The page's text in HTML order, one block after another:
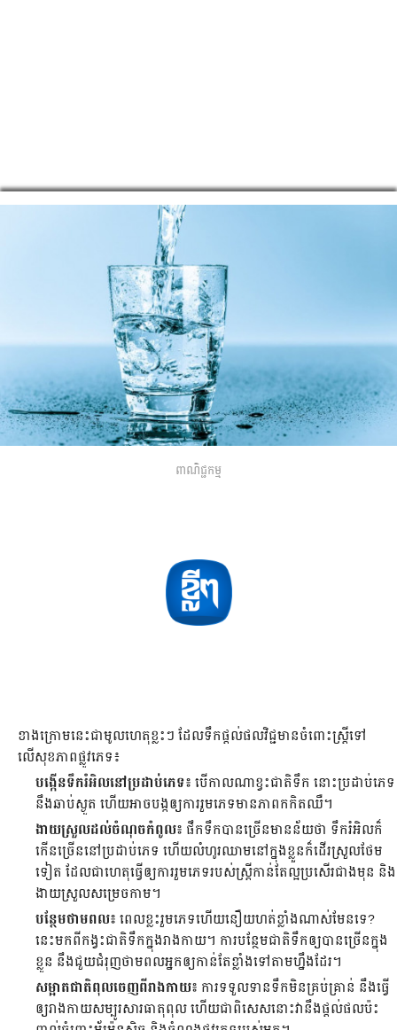
ពាណិជ្ជកម្ម
ខាង​ក្រោម​នេះ​ជា​មូលហេតុ​ខ្លះៗ ដែល​ទឹក​ផ្ដល់​ផល​វិជ្ជមាន​​​ចំពោះ​ស្ត្រី​​​ទៅ​
លើ​សុខភាព​ផ្លូវ​ភេទ៖
បង្កើន​​ទឹក​រំអិល​នៅ​ប្រដាប់​ភេទ៖ បើ​កាល​ណា​ខ្វះ​ជាតិ​ទឹក នោះ​ប្រដាប់​ភេទ​
នឹង​ឆាប់​ស្ងួត ហើយ​​អាច​បង្ក​ឲ្យ​ការ​រួម​ភេទ​មាន​ភាព​កកិត​ឈឺ។
ងាយស្រួល​ដល់​ចំណុច​កំពូល៖ ផឹក​ទឹក​បាន​ច្រើន​មាន​ន័យ​ថា ទឹក​រំអិល​ក៏​
កើន​ច្រើន​នៅ​ប្រដាប់​ភេទ ហើយ​លំហូរ​​ឈាម​នៅ​ក្នុង​ខ្លួន​ក៏​ដើរ​ស្រួល​ថែម​
ទៀត ដែល​ជា​ហេតុ​ធ្វើ​ឲ្យ​ការ​រួមភេទ​របស់​ស្ត្រី​កាន់​តែ​ល្អ​ប្រសើរ​ជាង​មុន និង​
ងាយស្រួល​សម្រេច​កាម។
បន្ថែម​ថាមពល៖ ពេល​ខ្លះ​រួម​ភេទ​ហើយ​នឿយ​ហត់​ខ្លាំង​ណាស់​មែន​ទេ?
នេះ​មក​ពី​កង្វះ​ជាតិ​ទឹក​ក្នុង​​រាងកាយ។ ការ​បន្ថែម​ជាតិ​ទឹក​ឲ្យ​បាន​ច្រើន​ក្នុង​
ខ្លួន នឹង​ជួយ​ជំរុញ​ថាមពល​​អ្នក​ឲ្យ​កាន់​តែ​ខ្លាំង​​ទៅ​តាម​ហ្នឹង​ដែរ។
សម្អាត​​ជាតិ​ពុល​ចេញ​ពី​រាងកាយ៖ ការ​ទទួល​​ទាន​ទឹក​មិន​គ្រប់គ្រាន់ នឹង​​​​ធ្វើ​
ឲ្យ​រាងកាយ​សម្បូរ​សារធាតុ​ពុល ហើយ​ជា​ពិសេស​នោះ​វា​នឹង​​​​​​​​​​​ផ្ដល់​ផល​ប៉ះ